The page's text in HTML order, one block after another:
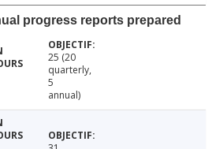
progress reports prepared
25 (20
quarterly,
5
annual)